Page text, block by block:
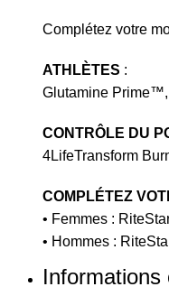
Complétez votre
ATHLÈTES :
Glutamine
CONTRÔLE DU
4LifeTransform
COMPLÉTEZ
• Femmes :
• Hommes :
Informations